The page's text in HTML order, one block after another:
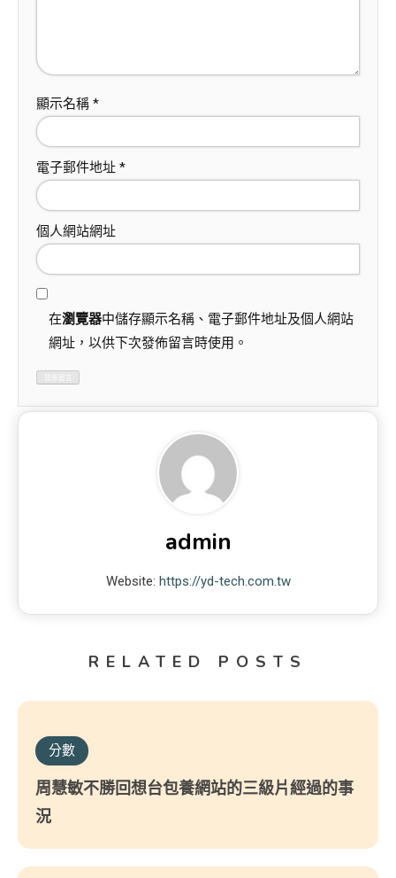
顯示名稱 *
電子郵件地址 *
個人網站網址
在瀏覽器中儲存顯示名稱、電子郵件地址及個人網站
網址，以供下次發佈留言時使用。
admin
Website: https://yd-tech.com.tw
RELATED POSTS
分數
周慧敏不勝回想台包養網站的三級片經過的事
況